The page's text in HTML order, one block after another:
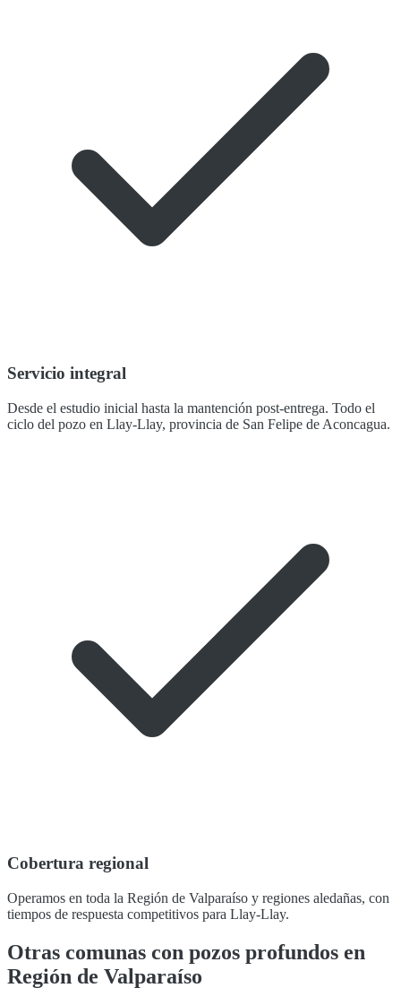
Servicio integral
Desde el estudio inicial hasta la mantención post-entrega. Todo el
ciclo del pozo en Llay-Llay, provincia de San Felipe de Aconcagua.
Cobertura regional
Operamos en toda la Región de Valparaíso y regiones aledañas, con
tiempos de respuesta competitivos para Llay-Llay.
Otras comunas con pozos profundos en
Región de Valparaíso